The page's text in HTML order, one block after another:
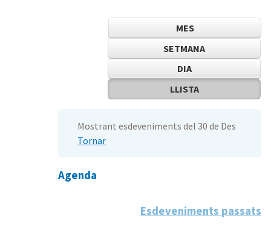
MES
SETMANA
DIA
LLISTA
Mostrant esdeveniments del 30 de Des
Tornar
Agenda
Esdeveniments passats